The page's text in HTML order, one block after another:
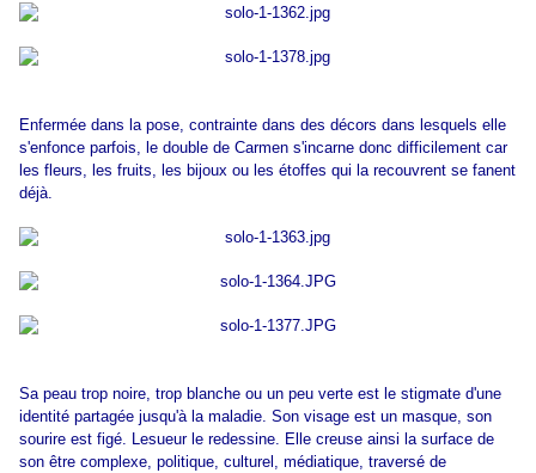
Enfermée dans la pose, contrainte dans des décors dans lesquels elle
s'enfonce parfois, le double de Carmen s'incarne donc difficilement car
les fleurs, les fruits, les bijoux ou les étoffes qui la recouvrent se fanent
déjà.
Sa peau trop noire, trop blanche ou un peu verte est le stigmate d'une
identité partagée jusqu'à la maladie. Son visage est un masque, son
sourire est figé. Lesueur le redessine. Elle creuse ainsi la surface de
son être complexe, politique, culturel, médiatique, traversé de